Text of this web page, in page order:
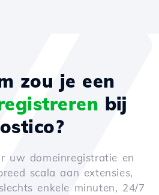
zou je een
bij
uw domeinregistratie en
scala aan extensies,
enkele minuten, 24/7